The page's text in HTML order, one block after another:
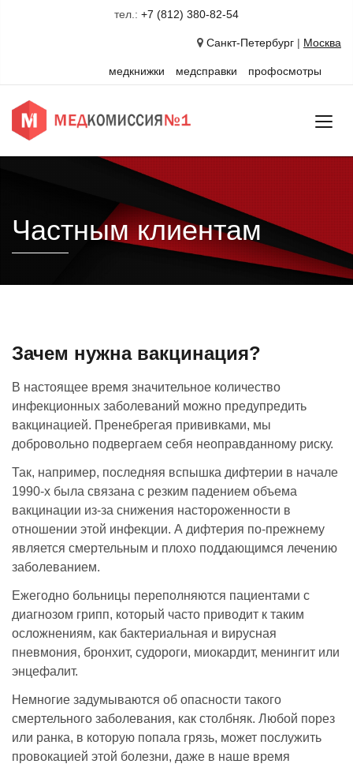
тел.: +7 (812) 380-82-54
Санкт-Петербург | Москва
медкнижки медсправки профосмотры
Частным клиентам
Зачем нужна вакцинация?
В настоящее время значительное количество
инфекционных заболеваний можно предупредить
вакцинацией. Пренебрегая прививками, мы
добровольно подвергаем себя неоправданному риску.
Так, например, последняя вспышка дифтерии в начале
1990-х была связана с резким падением объема
вакцинации из-за снижения настороженности в
отношении этой инфекции. А дифтерия по-прежнему
является смертельным и плохо поддающимся лечению
заболеванием.
Ежегодно больницы переполняются пациентами с
диагнозом грипп, который часто приводит к таким
осложнениям, как бактериальная и вирусная
пневмония, бронхит, судороги, миокардит, менингит или
энцефалит.
Немногие задумываются об опасности такого
смертельного заболевания, как столбняк. Любой порез
или ранка, в которую попала грязь, может послужить
провокацией этой болезни, даже в наше время